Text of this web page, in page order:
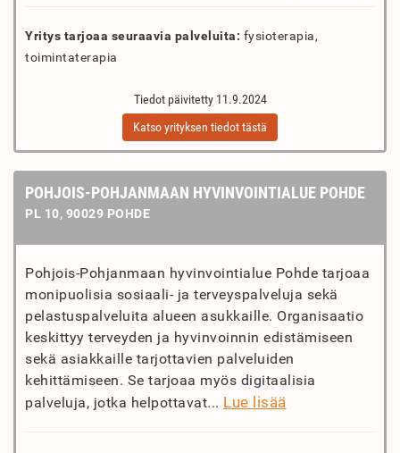
Yritys tarjoaa seuraavia palveluita: fysioterapia,
toimintaterapia
Tiedot päivitetty 11.9.2024
Katso yrityksen tiedot tästä
POHJOIS-POHJANMAAN HYVINVOINTIALUE POHDE
PL 10, 90029 POHDE
Pohjois-Pohjanmaan hyvinvointialue Pohde tarjoaa
monipuolisia sosiaali- ja terveyspalveluja sekä
pelastuspalveluita alueen asukkaille. Organisaatio
keskittyy terveyden ja hyvinvoinnin edistämiseen
sekä asiakkaille tarjottavien palveluiden
kehittämiseen. Se tarjoaa myös digitaalisia
palveluja, jotka helpottavat... Lue lisää